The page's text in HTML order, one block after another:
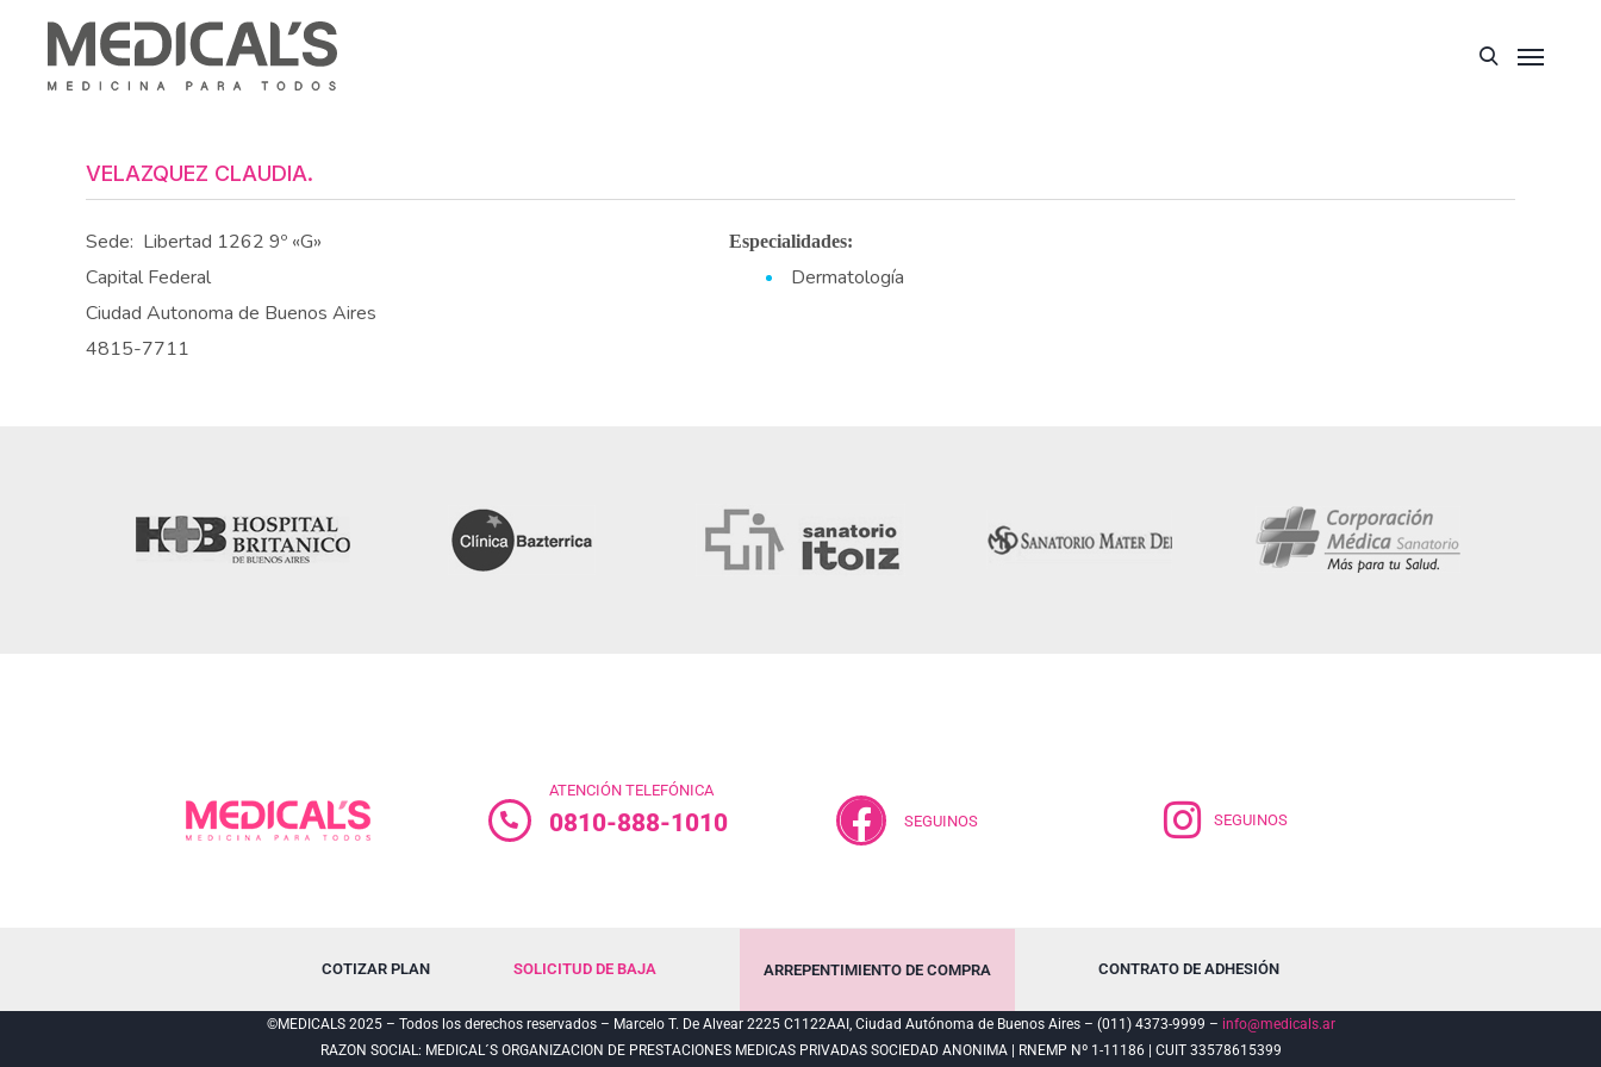
VELAZQUEZ CLAUDIA.
Sede: Libertad 1262 9º «G»
Capital Federal
Ciudad Autonoma de Buenos Aires
4815-7711
Especialidades:
Dermatología
ATENCIÓN TELEFÓNICA
0810-888-1010 SEGUINOS SEGUINOS
COTIZAR PLAN SOLICITUD DE BAJA ARREPENTIMIENTO DE COMPRA CONTRATO DE ADHESIÓN
©MEDICALS 2025 – Todos los derechos reservados – Marcelo T. De Alvear 2225 C1122AAI, Ciudad Autónoma de Buenos Aires – (011) 4373-9999 – info@medicals.ar
RAZON SOCIAL: MEDICAL´S ORGANIZACION DE PRESTACIONES MEDICAS PRIVADAS SOCIEDAD ANONIMA | RNEMP Nº 1-11186 | CUIT 33578615399